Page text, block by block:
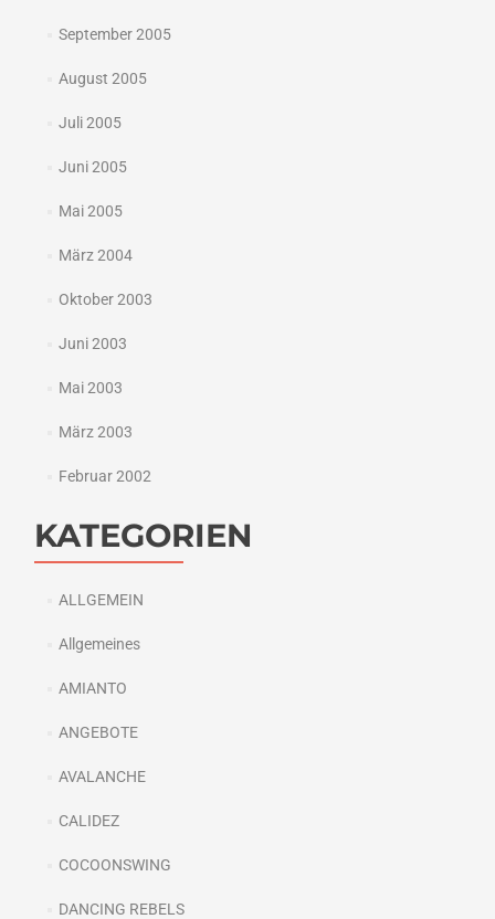
September 2005
August 2005
Juli 2005
Juni 2005
Mai 2005
März 2004
Oktober 2003
Juni 2003
Mai 2003
März 2003
Februar 2002
KATEGORIEN
ALLGEMEIN
Allgemeines
AMIANTO
ANGEBOTE
AVALANCHE
CALIDEZ
COCOONSWING
DANCING REBELS